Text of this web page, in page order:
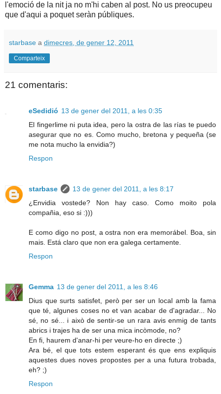
l'emoció de la nit ja no m'hi caben al post. No us preocupeu
que d'aqui a poquet seràn públiques.
starbase a dimecres, de gener 12, 2011
Comparteix
21 comentaris:
eSedidió 13 de gener del 2011, a les 0:35
El fingerlime ni puta idea, pero la ostra de las rías te puedo
asegurar que no es. Como mucho, bretona y pequeña (se
me nota mucho la envidia?)
Respon
starbase
13 de gener del 2011, a les 8:17
¿Envidia vostede? Non hay caso. Como moito pola
compañia, eso si :)))
E como digo no post, a ostra non era memorábel. Boa, sin
mais. Está claro que non era galega certamente.
Respon
Gemma 13 de gener del 2011, a les 8:46
Dius que surts satisfet, però per ser un local amb la fama
que té, algunes coses no et van acabar de d'agradar... No
sé, no sé... i això de sentir-se un rara avis enmig de tants
abrics i trajes ha de ser una mica incòmode, no?
En fi, haurem d'anar-hi per veure-ho en directe ;)
Ara bé, el que tots estem esperant és que ens expliquis
aquestes dues noves propostes per a una futura trobada,
eh? ;)
Respon